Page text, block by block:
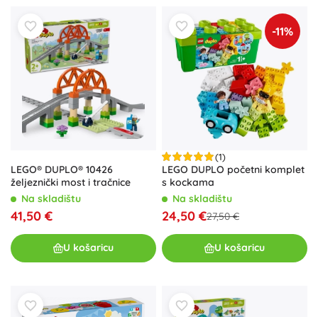
LEGO® DUPLO® 10426
željeznički most i tračnice
Na skladištu
41,50 €
U košaricu
-11%
(1)
LEGO DUPLO početni komplet
s kockama
Na skladištu
24,50 €27,50 €
U košaricu